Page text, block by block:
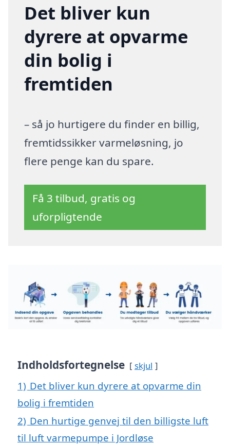
Det bliver kun
dyrere at opvarme
din bolig i
fremtiden
– så jo hurtigere du finder en billig,
fremtidssikker varmeløsning, jo
flere penge kan du spare.
Få 3 tilbud, gratis og
uforpligtende
Indholdsfortegnelse skjul
1) Det bliver kun dyrere at opvarme din
bolig i fremtiden
2) Den hurtige genvej til den billigste luft
til luft varmepumpe i Jordløse